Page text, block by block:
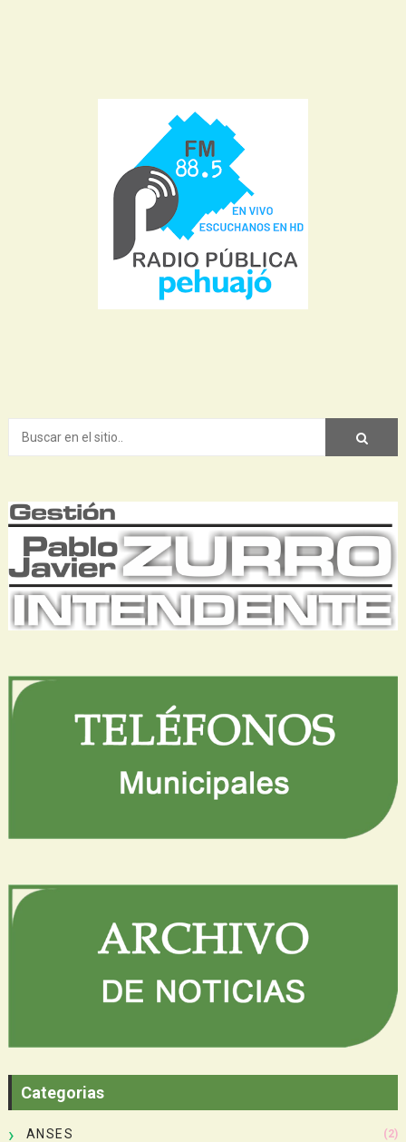
Categorias
ANSES (2)